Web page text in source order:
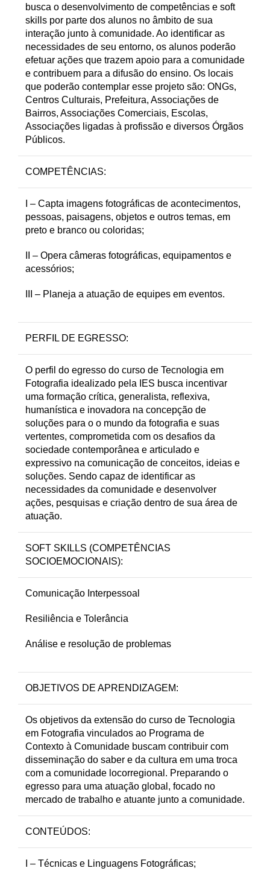
busca o desenvolvimento de competências e soft
skills por parte dos alunos no âmbito de sua
interação junto à comunidade. Ao identificar as
necessidades de seu entorno, os alunos poderão
efetuar ações que trazem apoio para a comunidade
e contribuem para a difusão do ensino. Os locais
que poderão contemplar esse projeto são: ONGs,
Centros Culturais, Prefeitura, Associações de
Bairros, Associações Comerciais, Escolas,
Associações ligadas à profissão e diversos Órgãos
Públicos.
COMPETÊNCIAS:
I – Capta imagens fotográficas de acontecimentos,
pessoas, paisagens, objetos e outros temas, em
preto e branco ou coloridas;
II – Opera câmeras fotográficas, equipamentos e
acessórios;
III – Planeja a atuação de equipes em eventos.
PERFIL DE EGRESSO:
O perfil do egresso do curso de Tecnologia em
Fotografia idealizado pela IES busca incentivar
uma formação crítica, generalista, reflexiva,
humanística e inovadora na concepção de
soluções para o o mundo da fotografia e suas
vertentes, comprometida com os desafios da
sociedade contemporânea e articulado e
expressivo na comunicação de conceitos, ideias e
soluções. Sendo capaz de identificar as
necessidades da comunidade e desenvolver
ações, pesquisas e criação dentro de sua área de
atuação.
SOFT SKILLS (COMPETÊNCIAS
SOCIOEMOCIONAIS):
Comunicação Interpessoal
Resiliência e Tolerância
Análise e resolução de problemas
OBJETIVOS DE APRENDIZAGEM:
Os objetivos da extensão do curso de Tecnologia
em Fotografia vinculados ao Programa de
Contexto à Comunidade buscam contribuir com
disseminação do saber e da cultura em uma troca
com a comunidade locorregional. Preparando o
egresso para uma atuação global, focado no
mercado de trabalho e atuante junto a comunidade.
CONTEÚDOS:
I – Técnicas e Linguagens Fotográficas;